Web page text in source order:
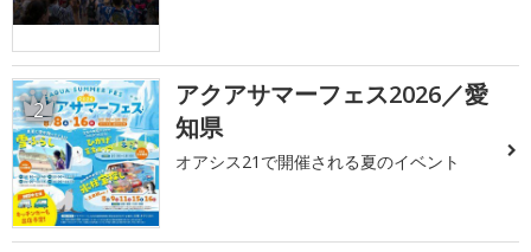
2
アクアサマーフェス2026／愛
知県
オアシス21で開催される夏のイベント